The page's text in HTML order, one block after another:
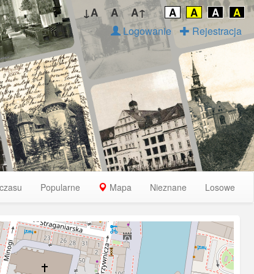
↓A A A↑ A A A A
Logowanie Rejestracja
Popularne Mapa Nieznane Losowe